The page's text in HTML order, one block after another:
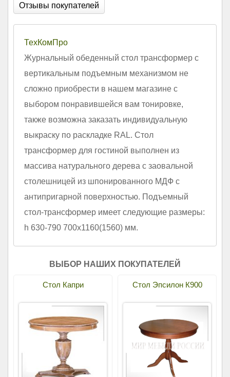
Отзывы покупателей
ТехКомПро
Журнальный обеденный стол трансформер с
вертикальным подъемным механизмом не
сложно приобрести в нашем магазине с
выбором понравившейся вам тонировке,
также возможна заказать индивидуальную
выкраску по раскладке RAL. Стол
трансформер для гостиной выполнен из
массива натурального дерева с заовальной
столешницей из шпонированного МДФ с
антипригарной поверхностью. Подъемный
стол-трансформер имеет следующие размеры:
h 630-790 700х1160(1560) мм.
ВЫБОР НАШИХ ПОКУПАТЕЛЕЙ
Стол Капри Стол Эпсилон К900